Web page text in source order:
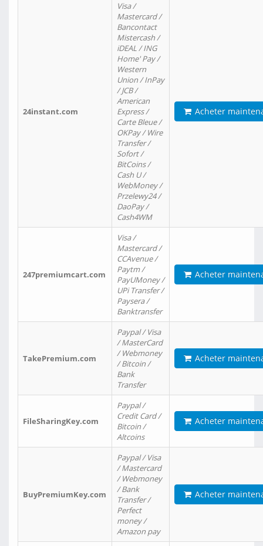
24instant.com
Visa /
Mastercard /
Bancontact
Mistercash /
iDEAL / ING
Home' Pay /
Western
Union / InPay
/ JCB /
American
Express /
Carte Bleue /
OKPay / Wire
Transfer /
Sofort /
BitCoins /
Cash U /
WebMoney /
Przelewy24 /
DaoPay /
Cash4WM
Acheter
247premiumcart.com
Visa /
Mastercard /
CCAvenue /
Paytm /
PayUMoney /
UPi Transfer /
Paysera /
Banktransfer
Acheter
TakePremium.com
Paypal / Visa
/ MasterCard
/ Webmoney
/ Bitcoin /
Bank
Transfer
Acheter
FileSharingKey.com
Paypal /
Credit Card /
Bitcoin /
Altcoins
Acheter
BuyPremiumKey.com
Paypal / Visa
/ Mastercard
/ Webmoney
/ Bank
Transfer /
Perfect
money /
Amazon pay
Acheter